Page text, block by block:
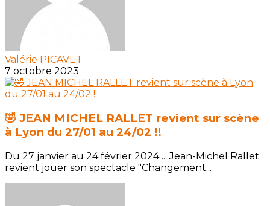
Valérie PICAVET
7 octobre 2023
🤣 JEAN MICHEL RALLET revient sur scène
à Lyon du 27/01 au 24/02 !!
Du 27 janvier au 24 février 2024 ... Jean-Michel Rallet
revient jouer son spectacle "Changement...